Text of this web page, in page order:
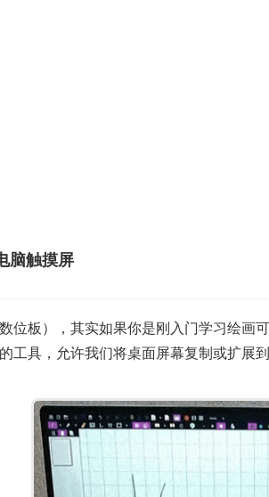
脑触摸屏
位板），其实如果你是刚入门学习绘
具，允许我们将桌面屏幕复制或扩展到